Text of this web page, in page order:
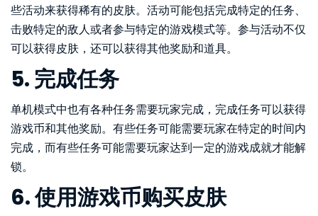
些活动来获得稀有的皮肤。活动可能包括完成特定的任务、
击败特定的敌人或者参与特定的游戏模式等。参与活动不仅
可以获得皮肤，还可以获得其他奖励和道具。
5. 完成任务
单机模式中也有各种任务需要玩家完成，完成任务可以获得
游戏币和其他奖励。有些任务可能需要玩家在特定的时间内
完成，而有些任务可能需要玩家达到一定的游戏成就才能解
锁。
6. 使用游戏币购买皮肤